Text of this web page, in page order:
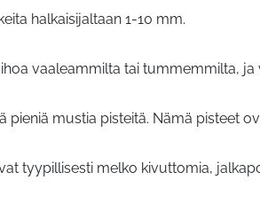
halkaisijaltaan 1-10 mm.
vaaleammilta tai tummemmilta,
pieniä mustia pisteitä. Nämä pisteet
tyypillisesti melko kivuttomia,